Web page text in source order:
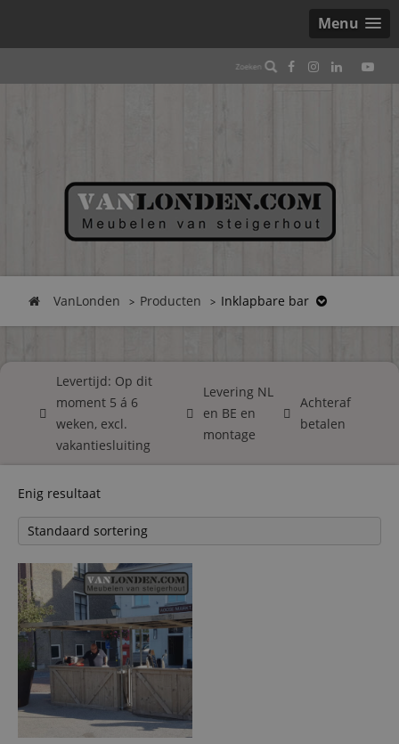
Menu
VanLonden Producten Inklapbare bar
Levertijd: Op dit
moment 5 á 6
weken, excl.
vakantiesluiting
Levering NL
en BE en
montage
Achteraf
betalen
Enig resultaat